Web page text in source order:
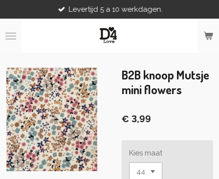
direct
naar
de
Levertijd 5 a 10 werkdagen.
B2B knoop Mutsje
mini flowers
€ 3,99
Kies maat